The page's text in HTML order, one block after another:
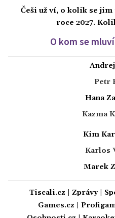
Češi už ví, o kolik se jim
roce 2027.
O kom se
Petr
Hana
Kazma
Kim
Karlos
Marek
Tiscali.cz Zprávy|
Games.cz